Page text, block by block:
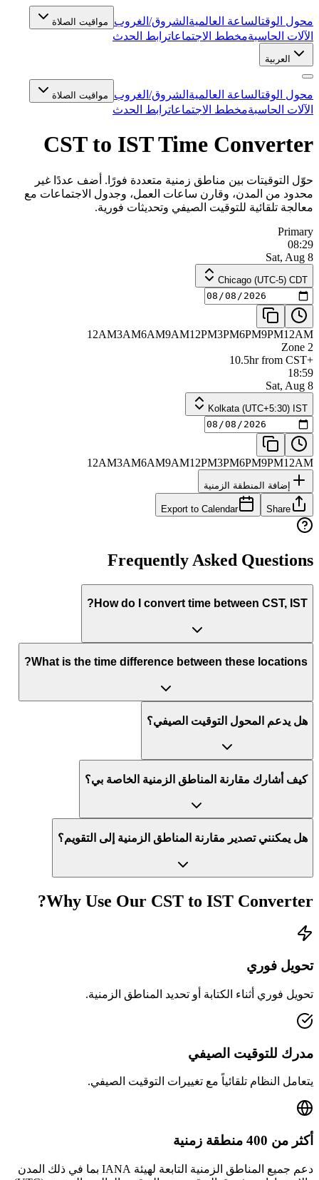
محول الوقتالساعة العالمية الشروق/الغروب مواقيت الصلاة
الآلات الحاسبةمخطط الاجتماعاترابط الحدث
العربية
محول الوقتالساعة العالمية الشروق/الغروب مواقيت الصلاة
الآلات الحاسبةمخطط الاجتماعاترابط الحدث
CST to IST Time Converter
حوّل التوقيتات بين مناطق زمنية متعددة فورًا. أضف عددًا غير
محدود من المدن، وقارن ساعات العمل، وجدول الاجتماعات مع
معالجة تلقائية للتوقيت الصيفي وتحديثات فورية.
Primary
08:29
Sat, Aug 8
Chicago (UTC-5) CDT
12AM3AM6AM9AM12PM3PM6PM9PM12AM
Zone 2
+10.5hr from CST
18:59
Sat, Aug 8
Kolkata (UTC+5:30) IST
12AM3AM6AM9AM12PM3PM6PM9PM12AM
إضافة المنطقة الزمنية
Share
Export to Calendar
Frequently Asked Questions
How do I convert time between CST, IST?
What is the time difference between these locations?
هل يدعم المحول التوقيت الصيفي؟
كيف أشارك مقارنة المناطق الزمنية الخاصة بي؟
هل يمكنني تصدير مقارنة المناطق الزمنية إلى التقويم؟
Why Use Our CST to IST Converter?
تحويل فوري
تحويل فوري أثناء الكتابة أو تحديد المناطق الزمنية.
مدرك للتوقيت الصيفي
يتعامل النظام تلقائياً مع تغييرات التوقيت الصيفي.
أكثر من 400 منطقة زمنية
دعم جميع المناطق الزمنية التابعة لهيئة IANA بما في ذلك المدن